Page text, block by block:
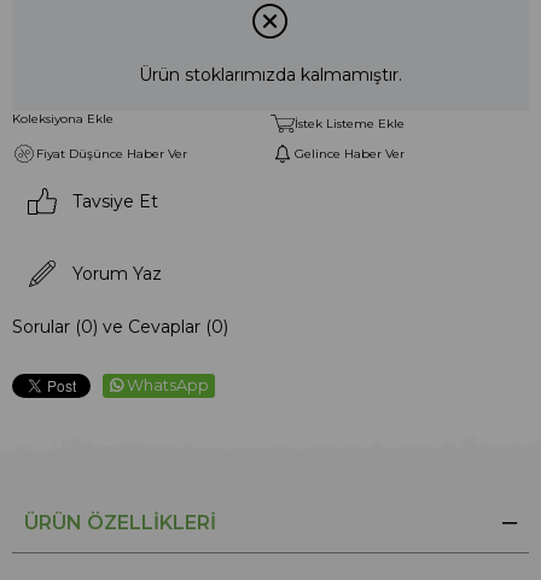
Ürün stoklarımızda kalmamıştır.
Koleksiyona Ekle
İstek Listeme Ekle
Fiyat Düşünce Haber Ver
Gelince Haber Ver
Tavsiye Et
Yorum Yaz
Sorular (0) ve Cevaplar (0)
WhatsApp
ÜRÜN ÖZELLIKLERI